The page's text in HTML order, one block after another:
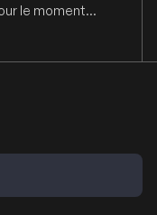
le moment...